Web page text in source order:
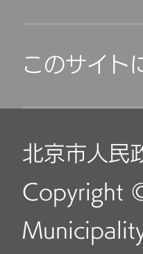
このサイト
北京市人民
Copyright